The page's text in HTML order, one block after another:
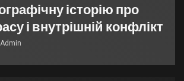
історію про
і внутрішній конфлікт
Admin